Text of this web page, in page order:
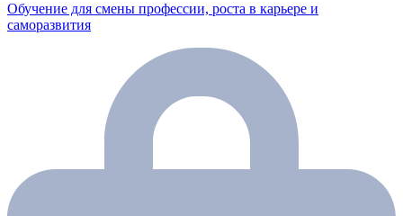
Обучение для смены профессии, роста в карьере и
саморазвития